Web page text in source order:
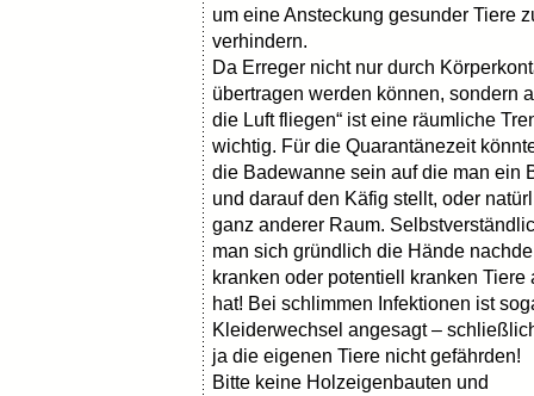
um eine Ansteckung gesunder Tiere
verhindern.
Da Erreger nicht nur durch
übertragen werden können, sondern
die Luft fliegen“ ist eine räumliche
wichtig. Für die Quarantänezeit
die Badewanne sein auf die man ein
und darauf den Käfig stellt, oder
ganz anderer Raum.
man sich gründlich die Hände
kranken oder potentiell kranken Tiere
hat! Bei schlimmen Infektionen ist
Kleiderwechsel angesagt –
ja die eigenen Tiere nicht gefährden!
Bitte keine Holzeigenbauten und